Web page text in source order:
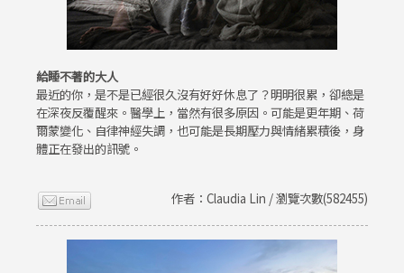
給睡不著的大人
最近的你，是不是已經很久沒有好好休息了？明明很累，卻總是
在深夜反覆醒來。醫學上，當然有很多原因。可能是更年期、荷
爾蒙變化、自律神經失調，也可能是長期壓力與情緒累積後，身
體正在發出的訊號。
作者：Claudia Lin / 瀏覽次數(582455)